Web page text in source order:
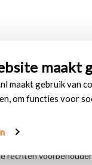
maakt
maakt gebruik van
om functies voor
rechten